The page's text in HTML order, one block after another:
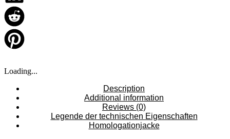
Loading...
Description
Additional information
Reviews (0)
Legende der technischen Eigenschaften
Homologationjacke